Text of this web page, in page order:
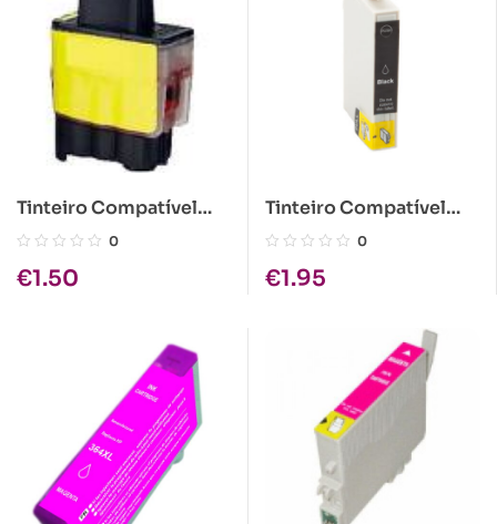
Tinteiro Compatível
Brother LC900/LC950
0
€1.50
Tinteiro Compatível
Epson T1281 Preto
0
€1.95